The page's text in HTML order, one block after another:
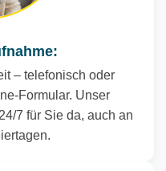
– telefonisch oder
Formular. Unser
7 für Sie da, auch an